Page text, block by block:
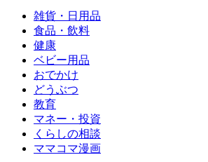
雑貨・日用品
食品・飲料
健康
ベビー用品
おでかけ
どうぶつ
教育
マネー・投資
くらしの相談
ママコマ漫画